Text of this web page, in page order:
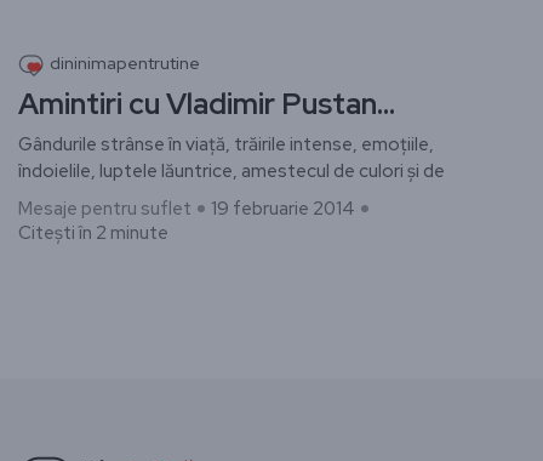
dininimapentrutine
Amintiri cu Vladimir Pustan…
Gândurile strânse în viață, trăirile intense, emoțiile,
îndoielile, luptele lăuntrice, amestecul de culori și de
Mesaje pentru suflet
19 februarie 2014
Citești în 2 minute